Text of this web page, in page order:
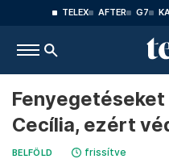
TELEX AFTER G7
Cecília, ezért
BELFÖLD frissítve